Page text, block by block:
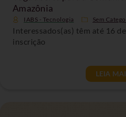
Amazônia
IABS - Tecnologia Sem
Interessados(as) têm até 16
inscrição
LEIA